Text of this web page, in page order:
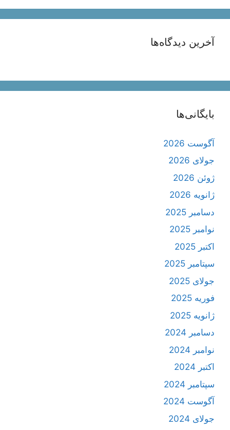
آخرین دیدگاه‌ها
بایگانی‌ها
آگوست 2026
جولای 2026
ژوئن 2026
ژانویه 2026
دسامبر 2025
نوامبر 2025
اکتبر 2025
سپتامبر 2025
جولای 2025
فوریه 2025
ژانویه 2025
دسامبر 2024
نوامبر 2024
اکتبر 2024
سپتامبر 2024
آگوست 2024
جولای 2024